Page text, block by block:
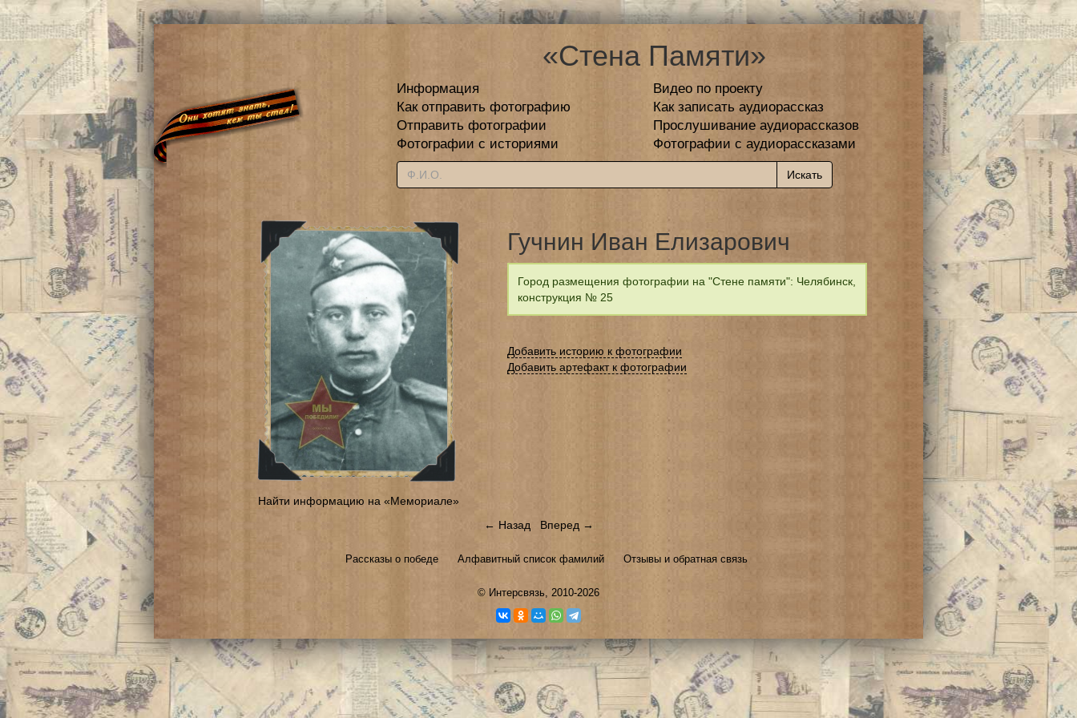
«Стена Памяти»
Информация
Видео по проекту
Как отправить фотографию
Как записать аудиорассказ
Отправить фотографии
Прослушивание аудиорассказов
Фотографии с историями
Фотографии с аудиорассказами
Найти информацию на «Мемориале»
Гучнин Иван Елизарович
Город размещения фотографии на "Стене памяти": Челябинск,
конструкция № 25
Добавить историю к фотографии
Добавить артефакт к фотографии
← Назад Вперед →
Рассказы о победе Алфавитный список фамилий Отзывы и обратная связь
© Интерсвязь, 2010-2026